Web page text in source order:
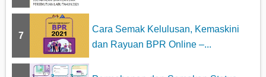
7
Cara Semak Kelulusan, Kemaskini
dan Rayuan BPR Online –...